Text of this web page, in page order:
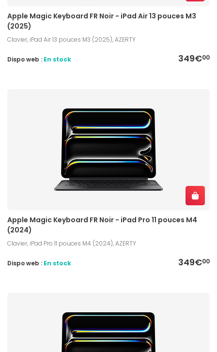
Apple Magic Keyboard FR Noir - iPad Air 13 pouces M3
(2025)
Clavier, iPad Air 13 pouces M3 (2025), AZERTY
349€00
Dispo web : En stock
Apple Magic Keyboard FR Noir - iPad Pro 11 pouces M4
(2024)
Clavier, iPad Pro 11 pouces M4 (2024), AZERTY
349€00
Dispo web : En stock